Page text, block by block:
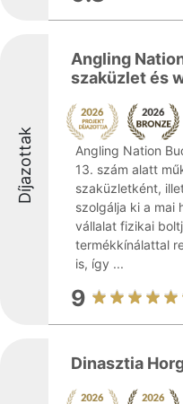
Díjazottak
Angling
szaküzlet és
Angling Nation
13. szám alatt
szaküzletként,
szolgálja ki a mai
vállalat fizikai
termékkínálattal
is, így ...
9
Dinasztia